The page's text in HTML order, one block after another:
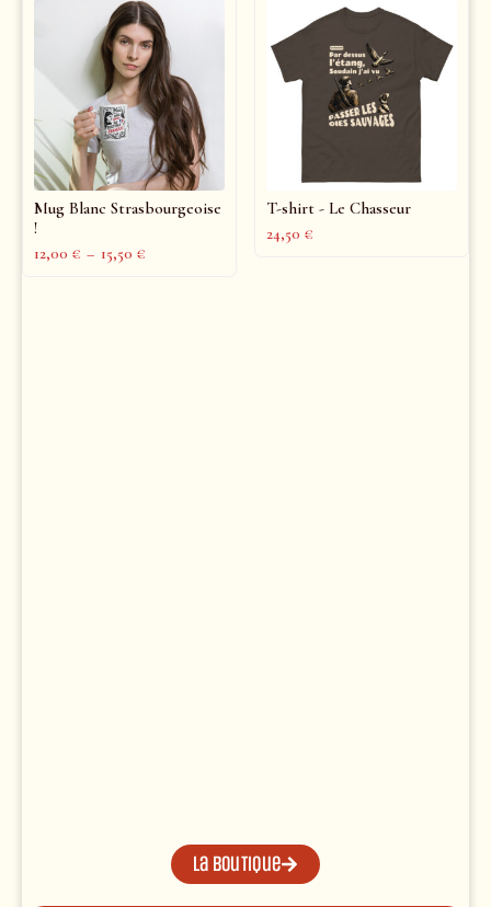
Mug Blanc Strasbourgeoise
!
12,00 € – 15,50 €
T-shirt - Le Chasseur
24,50 €
La boutique